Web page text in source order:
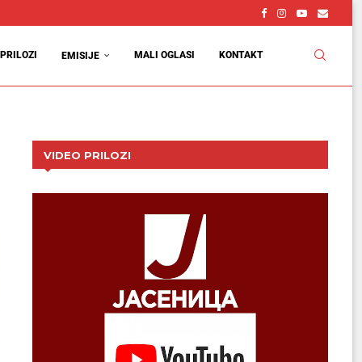
PRILOZI EMISIJE MALI OGLASI KONTAKT
VIDEO PRILOZI